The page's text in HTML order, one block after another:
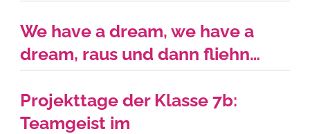
We have a dream, we have a
dream, raus und dann fliehn…
Projekttage der Klasse 7b:
Teamgeist im